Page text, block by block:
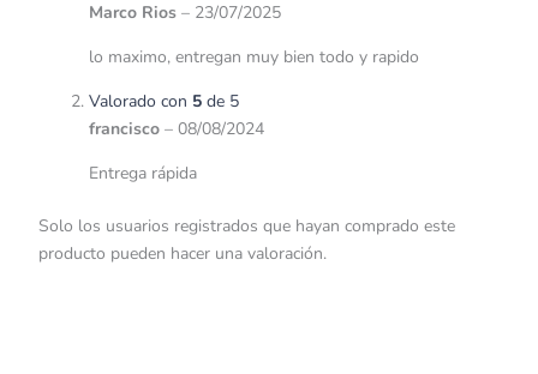
Marco Rios – 23/07/2025
lo maximo, entregan muy bien todo y rapido
Valorado con 5 de 5
francisco – 08/08/2024
Entrega rápida
Solo los usuarios registrados que hayan comprado este
producto pueden hacer una valoración.